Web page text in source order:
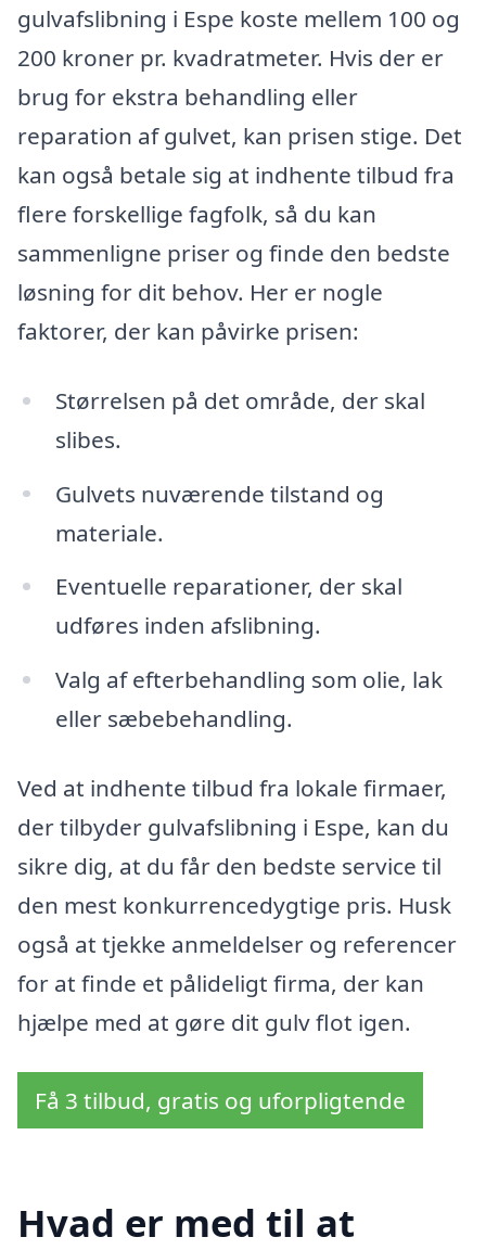
gulvafslibning i Espe koste mellem 100 og
200 kroner pr. kvadratmeter. Hvis der er
brug for ekstra behandling eller
reparation af gulvet, kan prisen stige. Det
kan også betale sig at indhente tilbud fra
flere forskellige fagfolk, så du kan
sammenligne priser og finde den bedste
løsning for dit behov. Her er nogle
faktorer, der kan påvirke prisen:
Størrelsen på det område, der skal
slibes.
Gulvets nuværende tilstand og
materiale.
Eventuelle reparationer, der skal
udføres inden afslibning.
Valg af efterbehandling som olie, lak
eller sæbebehandling.
Ved at indhente tilbud fra lokale firmaer,
der tilbyder gulvafslibning i Espe, kan du
sikre dig, at du får den bedste service til
den mest konkurrencedygtige pris. Husk
også at tjekke anmeldelser og referencer
for at finde et pålideligt firma, der kan
hjælpe med at gøre dit gulv flot igen.
Få 3 tilbud, gratis og uforpligtende
Hvad er med til at